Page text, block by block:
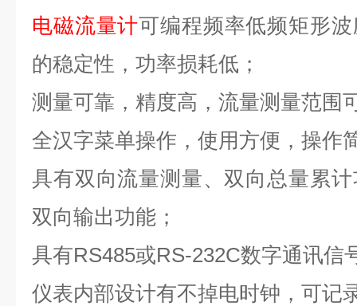
电磁流量计可编程频率低频矩形
的稳定性，功率损耗低；
测量可靠，精度高，流量测量范围
全汉字菜单操作，使用方便，操作
具有双向流量测量、双向总量累
双向输出功能；
具有RS485或RS-232C数字通讯信
仪表内部设计有不掉电时钟，可记